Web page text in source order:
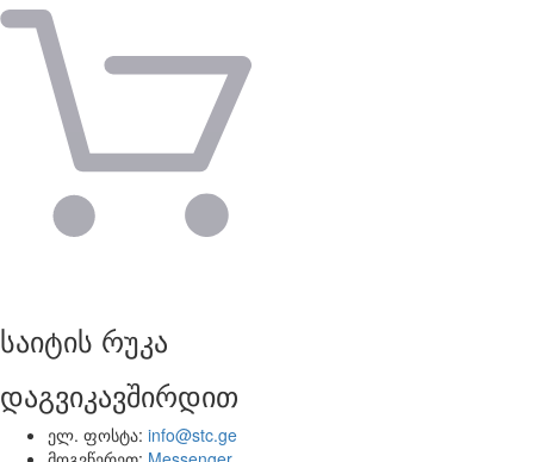
საიტის რუკა
დაგვიკავშირდით
ელ. ფოსტა: info@stc.ge